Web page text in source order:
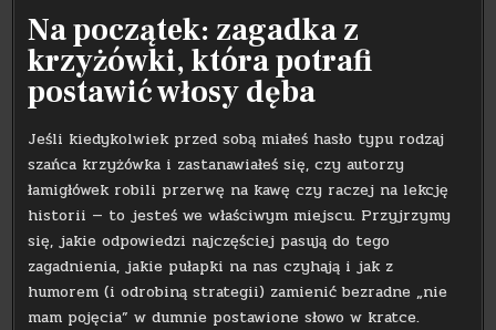
Na początek: zagadka z
krzyżówki, która potrafi
postawić włosy dęba
Jeśli kiedykolwiek przed sobą miałeś hasło typu rodzaj
szańca krzyżówka i zastanawiałeś się, czy autorzy
łamigłówek robili przerwę na kawę czy raczej na lekcję
historii — to jesteś we właściwym miejscu. Przyjrzymy
się, jakie odpowiedzi najczęściej pasują do tego
zagadnienia, jakie pułapki na nas czyhają i jak z
humorem (i odrobiną strategii) zamienić bezradne „nie
mam pojęcia” w dumnie postawione słowo w kratce.